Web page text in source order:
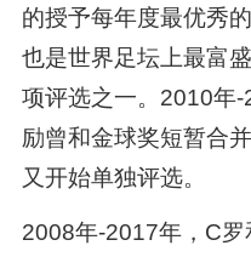
的授予每年度最优秀
也是世界足坛上最富
项评选之一。2010年
励曾和金球奖短暂合
又开始单独评选。
2008年-2017年，C